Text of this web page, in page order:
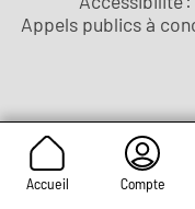
Accueil Compte
légaux
Appels publics à